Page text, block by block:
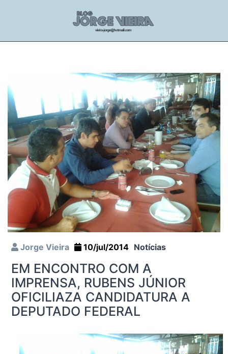
Jorge Vieira 10/jul/2014 Notícias
EM ENCONTRO COM A
IMPRENSA, RUBENS JÚNIOR
OFICILIAZA CANDIDATURA A
DEPUTADO FEDERAL